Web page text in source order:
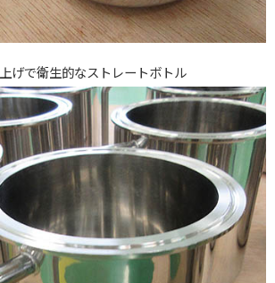
げで衛生的なストレートボトル